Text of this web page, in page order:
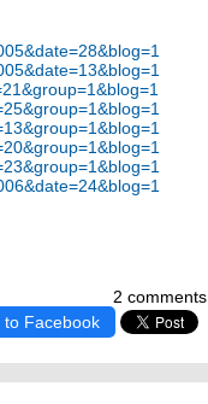
2 comments
to Facebook